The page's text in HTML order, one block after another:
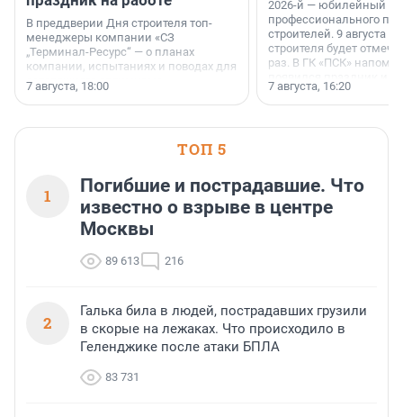
В преддверии Дня строителя топ-
менеджеры компании «СЗ
„Терминал-Ресурс“ — о планах
компании, испытаниях и поводах для
осторожного оптимизма.
7 августа, 18:00
2026-й — юбилейный
профессионального
строителей. 9 августа
строителя будет
раз. В ГК «ПСК»
поменялась роль
7 августа, 16:20
ТОП 5
1
Погибшие и пострадавшие. Что
известно о взрыве в центре
Москвы
89 613 216
2
Галька била в людей, пострадавших грузили
в скорые на лежаках. Что происходило в
Геленджике после атаки БПЛА
83 731